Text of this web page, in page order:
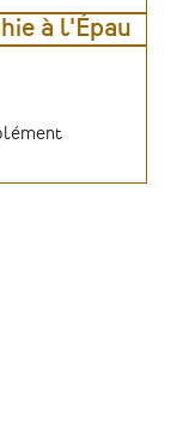
à l'Épau